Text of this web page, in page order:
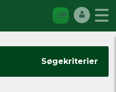
Søgekriterier